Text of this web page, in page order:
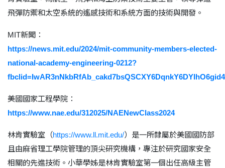
飛彈防禦和太空系統的遙感技術和系統方面的技術與開發。
MIT新聞：
https://news.mit.edu/2024/mit-community-members-elected-
national-academy-engineering-0212?
美國國家工程學院：
https://www.nae.edu/312025/NAENewClass2024
林肯實驗室（https://www.ll.mit.edu/）是一所隸屬於美國國防部
且由麻省理工學院管理的頂尖研究機構，專注於研究國家安全
相關的先進技術。小華學姊是林肯實驗室第一個出任高級主管